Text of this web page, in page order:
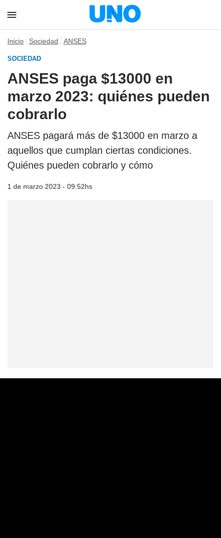
Inicio Sociedad ANSES
SOCIEDAD
ANSES paga $13000 en
marzo 2023: quiénes pueden
cobrarlo
ANSES pagará más de $13000 en marzo a
aquellos que cumplan ciertas condiciones.
Quiénes pueden cobrarlo y cómo
1 de marzo 2023 - 09:52hs